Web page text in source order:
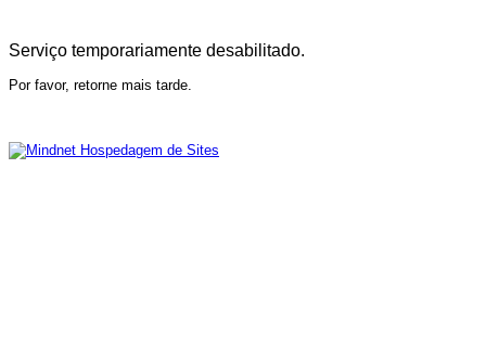
Serviço temporariamente desabilitado.
Por favor, retorne mais tarde.